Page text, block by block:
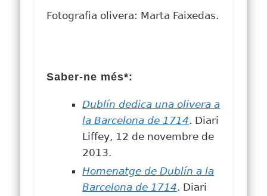
Fotografia olivera: Marta Faixedas.
Saber-ne més*:
Dublín dedica una olivera a
la Barcelona de 1714. Diari
Liffey, 12 de novembre de
2013.
Homenatge de Dublín a la
Barcelona de 1714. Diari